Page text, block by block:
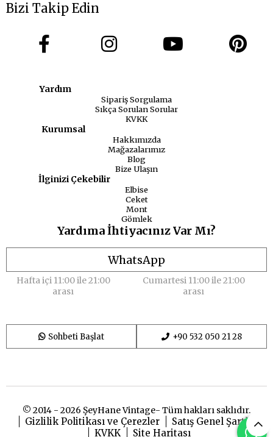
Bizi Takip Edin
Yardım
Sipariş Sorgulama
Sıkça Sorulan Sorular
KVKK
Kurumsal
Hakkımızda
Mağazalarımız
Blog
Bize Ulaşın
İlginizi Çekebilir
Elbise
Ceket
Mont
Gömlek
Yardıma İhtiyacınız Var Mı?
WhatsApp
Hafta içi 11:00 ile 21:00
arası
Cumartesi 11:00 ile 21:00
arası
Sohbeti Başlat +90 532 050 21 28
© 2014 - 2026 ŞeyHane Vintage- Tüm hakları saklıdır.
Gizlilik Politikası ve Çerezler
Satış Genel Şartları
KVKK
Site Haritası